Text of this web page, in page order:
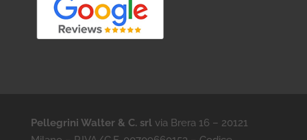
Pellegrini Walter & C. srlvia Brera 16 – 20121